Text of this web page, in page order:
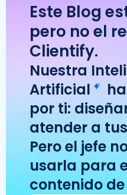
Este Blog
pero no el
Clientify.
Nuestra
Artificial
por ti:
atender a
Pero el jefe
usarla para
contenido